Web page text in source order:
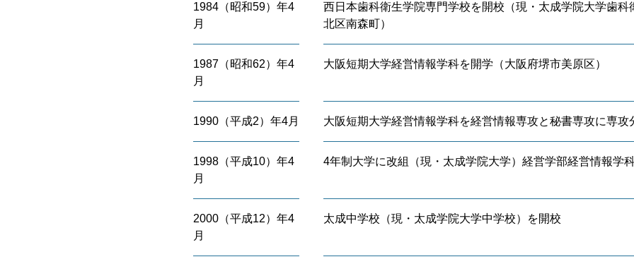
1984（昭和59）年4
月
西日本歯科衛生学院専門学校を開校（現・太成学院大学歯科
北区南森町）
1987（昭和62）年4
月
大阪短期大学経営情報学科を開学（大阪府堺市美原区）
1990（平成2）年4月 大阪短期大学経営情報学科を経営情報専攻と秘書専攻に専攻
1998（平成10）年4
月
4年制大学に改組（現・太成学院大学）経営学部経営情報学
2000（平成12）年4
月
太成中学校（現・太成学院大学中学校）を開校